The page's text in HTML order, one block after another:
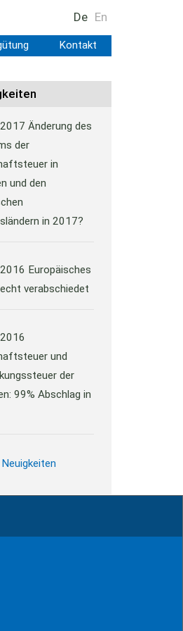
De En
Kontakt
Änderung des
der
in
und den
in 2017?
Europäisches
verabschiedet
und
der
99% Abschlag in
Datenschutz